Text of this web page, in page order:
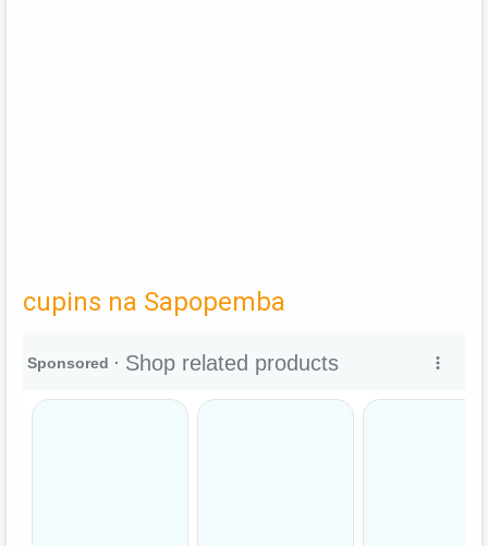
cupins na Sapopemba